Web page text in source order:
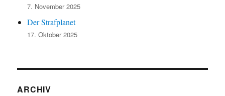
7. November 2025
Der Strafplanet
17. Oktober 2025
ARCHIV